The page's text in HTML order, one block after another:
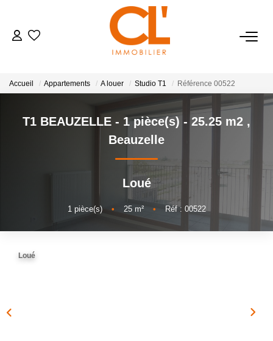
Location
BIENS VENDUS
Accueil Appartements A louer Studio T1 Référence 00522
T1 BEAUZELLE - 1 pièce(s) - 25.25 m2 ,
Beauzelle
Loué
1 pièce(s) • 25m² • Réf : 00522
Loué